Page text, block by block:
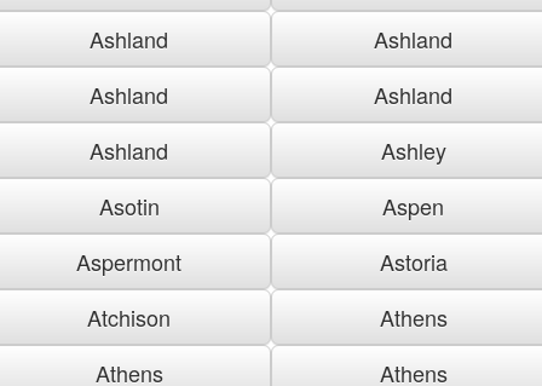
Ashland
Ashland
Ashland
Ashland
Ashland
Ashley
Asotin
Aspen
Aspermont
Astoria
Atchison
Athens
Athens
Athens